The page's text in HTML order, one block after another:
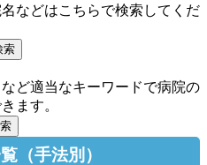
などはこちらで検索してくだ
ど適当なキーワードで病院の
ます。
（手法別）